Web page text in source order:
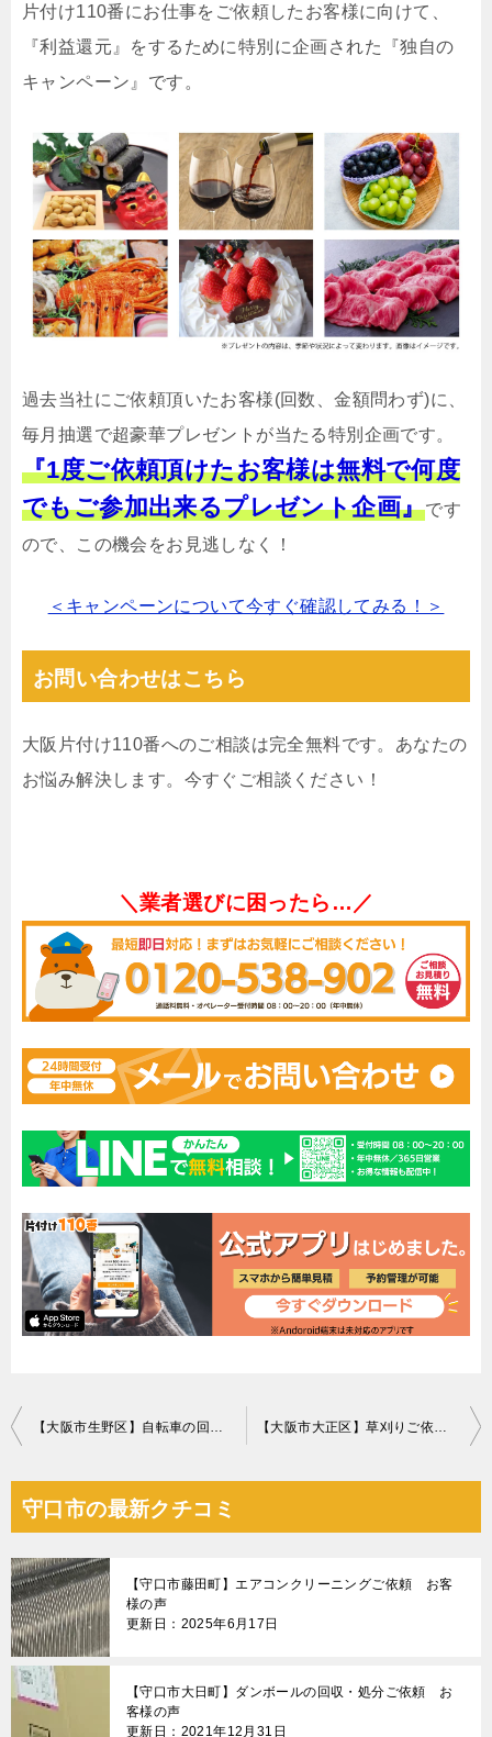
片付け110番にお仕事をご依頼したお客様に向けて、
『利益還元』をするために特別に企画された『独自の
キャンペーン』です。
過去当社にご依頼頂いたお客様(回数、金額問わず)に、
毎月抽選で超豪華プレゼントが当たる特別企画です。
『1度ご依頼頂けたお客様は無料で何度
でもご参加出来るプレゼント企画』です
ので、この機会をお見逃しなく！
＜キャンペーンについて今すぐ確認してみる！＞
お問い合わせはこちら
大阪片付け110番へのご相談は完全無料です。あなたの
お悩み解決します。今すぐご相談ください！
＼業者選びに困ったら…／
投
ナ
ビ
ゲ
ー
シ
ョ
ン
守口市の最新クチコミ
【守口市藤田町】エアコンクリーニングご依頼 お客
様の声
更新日：2025年6月17日
【守口市大日町】ダンボールの回収・処分ご依頼 お
客様の声
更新日：2021年12月31日